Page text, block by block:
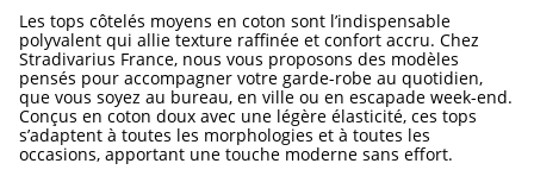
Les tops côtelés moyens en coton sont l’indispensable
polyvalent qui allie texture raffinée et confort accru. Chez
Stradivarius France, nous vous proposons des modèles
pensés pour accompagner votre garde-robe au quotidien,
que vous soyez au bureau, en ville ou en escapade week-end.
Conçus en coton doux avec une légère élasticité, ces tops
s’adaptent à toutes les morphologies et à toutes les
occasions, apportant une touche moderne sans effort.